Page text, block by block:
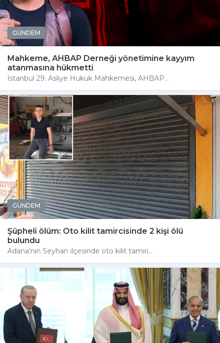
GÜNDEM
Mahkeme, AHBAP Derneği yönetimine kayyım
atanmasına hükmetti
İstanbul 29. Asliye Hukuk Mahkemesi, AHBAP...
GÜNDEM
Şüpheli ölüm: Oto kilit tamircisinde 2 kişi ölü
bulundu
Adana'nın Seyhan ilçesinde oto kilit tamiri...